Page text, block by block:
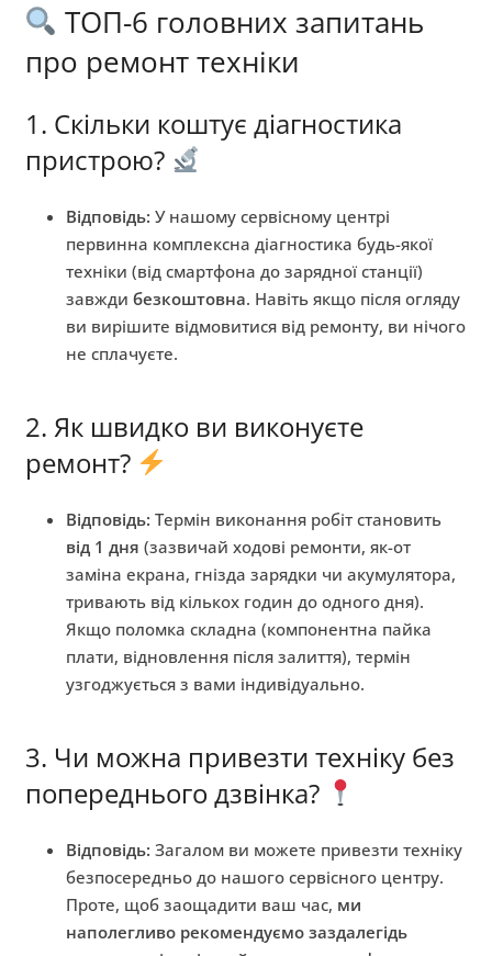
ТОП-6 головних запитань
про ремонт техніки
1. Скільки коштує діагностика
пристрою?
Відповідь: У нашому сервісному центрі
первинна комплексна діагностика будь-якої
техніки (від смартфона до зарядної станції)
завжди безкоштовна. Навіть якщо після огляду
ви вирішите відмовитися від ремонту, ви нічого
не сплачуєте.
2. Як швидко ви виконуєте
ремонт?
Відповідь: Термін виконання робіт становить
від 1 дня (зазвичай ходові ремонти, як-от
заміна екрана, гнізда зарядки чи акумулятора,
тривають від кількох годин до одного дня).
Якщо поломка складна (компонентна пайка
плати, відновлення після залиття), термін
узгоджується з вами індивідуально.
3. Чи можна привезти техніку без
попереднього дзвінка?
Відповідь: Загалом ви можете привезти техніку
безпосередньо до нашого сервісного центру.
Проте, щоб заощадити ваш час, ми
наполегливо рекомендуємо заздалегідь